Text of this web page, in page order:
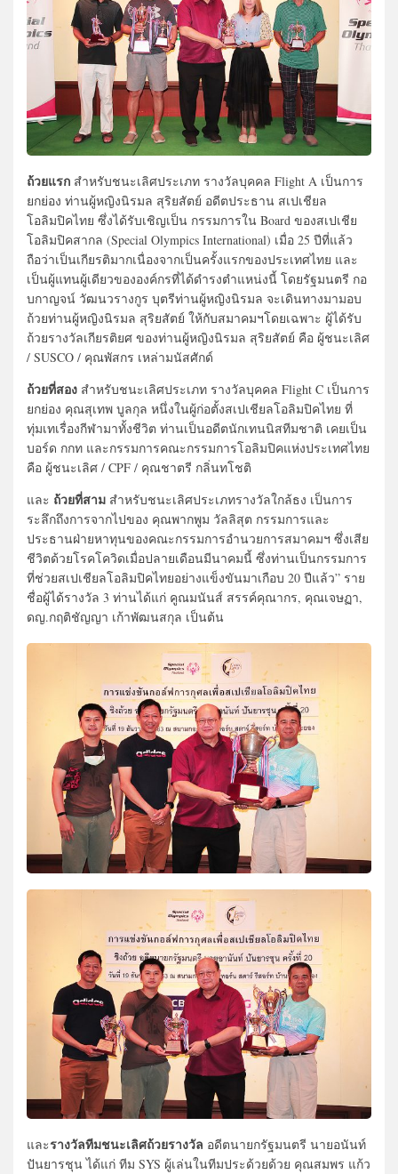
ถ้วยแรก สำหรับชนะเลิศประเภท รางวัลบุคคล Flight A เป็นการ
ยกย่อง ท่านผู้หญิงนิรมล สุริยสัตย์ อดีตประธาน สเปเชียล
โอลิมปิคไทย ซึ่งได้รับเชิญเป็น กรรมการใน Board ของสเปเชีย
โอลิมปิคสากล (Special Olympics International) เมื่อ 25 ปีที่แล้ว
ถือว่าเป็นเกียรติมากเนื่องจากเป็นครั้งแรกของประเทศไทย และ
เป็นผู้แทนผู้เดียวขององค์กรที่ได้ดำรงตำแหน่งนี้ โดยรัฐมนตรี กอ
บกาญจน์ วัฒนวรางกูร บุตรีท่านผู้หญิงนิรมล จะเดินทางมามอบ
ถ้วยท่านผู้หญิงนิรมล สุริยสัตย์ ให้กับสมาคมฯโดยเฉพาะ ผู้ได้รับ
ถ้วยรางวัลเกียรติยศ ของท่านผู้หญิงนิรมล สุริยสัตย์ คือ ผู้ชนะเลิศ
/ SUSCO / คุณพัสกร เหล่ามนัสศักด์
ถ้วยที่สอง สำหรับชนะเลิศประเภท รางวัลบุคคล Flight C เป็นการ
ยกย่อง คุณสุเทพ บูลกุล หนึ่งในผู้ก่อตั้งสเปเชียลโอลิมปิคไทย ที่
ทุ่มเทเรื่องกีฬามาทั้งชีวิต ท่านเป็นอดีตนักเทนนิสทีมชาติ เคยเป็น
บอร์ด กกท และกรรมการคณะกรรมการโอลิมปิคแห่งประเทศไทย
คือ ผู้ชนะเลิศ / CPF / คุณชาตรี กลิ่นทโชติ
และ ถ้วยที่สาม สำหรับชนะเลิศประเภทรางวัลใกล้ธง เป็นการ
ระลึกถึงการจากไปของ คุณพากพูม วัลลิสุต กรรมการและ
ประธานฝ่ายหาทุนของคณะกรรมการอำนวยการสมาคมฯ ซึ่งเสีย
ชีวิตด้วยโรคโควิดเมื่อปลายเดือนมีนาคมนี้ ซึ่งท่านเป็นกรรมการ
ที่ช่วยสเปเชียลโอลิมปิคไทยอย่างแข็งขันมาเกือบ 20 ปีแล้ว” ราย
ชื่อผู้ได้รางวัล 3 ท่านได้แก่ คูณมนันส์ สรรค์คุณากร, คุณเจษฏา,
ดญ.กฤติชัญญา เก้าพัฒนสกุล เป็นต้น
และรางวัลทีมชนะเลิศถ้วยรางวัล อดีตนายกรัฐมนตรี นายอนันท์
ปันยารชุน ได้แก่ ทีม SYS ผู้เล่นในทีมประด้วยด้วย คุณสมพร แก้ว